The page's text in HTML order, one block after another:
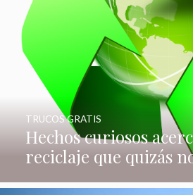
Hechos curiosos
reciclaje que quizás
TRUCOS GRATIS